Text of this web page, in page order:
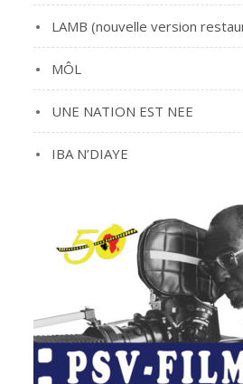
LAMB (nouvelle version
MÔL
UNE NATION EST NEE
IBA N’DIAYE